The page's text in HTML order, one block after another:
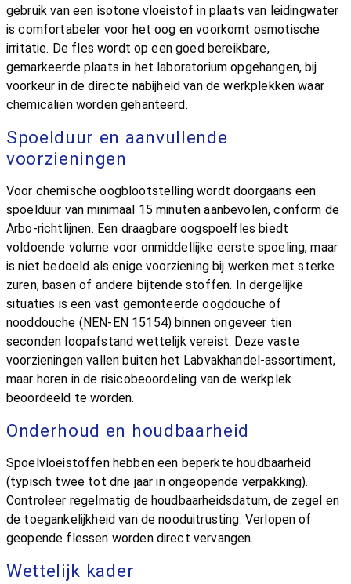
gebruik van een isotone vloeistof in plaats van leidingwater
is comfortabeler voor het oog en voorkomt osmotische
irritatie. De fles wordt op een goed bereikbare,
gemarkeerde plaats in het laboratorium opgehangen, bij
voorkeur in de directe nabijheid van de werkplekken waar
chemicaliën worden gehanteerd.
Spoelduur en aanvullende
voorzieningen
Voor chemische oogblootstelling wordt doorgaans een
spoelduur van minimaal 15 minuten aanbevolen, conform de
Arbo-richtlijnen. Een draagbare oogspoelfles biedt
voldoende volume voor onmiddellijke eerste spoeling, maar
is niet bedoeld als enige voorziening bij werken met sterke
zuren, basen of andere bijtende stoffen. In dergelijke
situaties is een vast gemonteerde oogdouche of
nooddouche (NEN-EN 15154) binnen ongeveer tien
seconden loopafstand wettelijk vereist. Deze vaste
voorzieningen vallen buiten het Labvakhandel-assortiment,
maar horen in de risicobeoordeling van de werkplek
beoordeeld te worden.
Onderhoud en houdbaarheid
Spoelvloeistoffen hebben een beperkte houdbaarheid
(typisch twee tot drie jaar in ongeopende verpakking).
Controleer regelmatig de houdbaarheidsdatum, de zegel en
de toegankelijkheid van de nooduitrusting. Verlopen of
geopende flessen worden direct vervangen.
Wettelijk kader